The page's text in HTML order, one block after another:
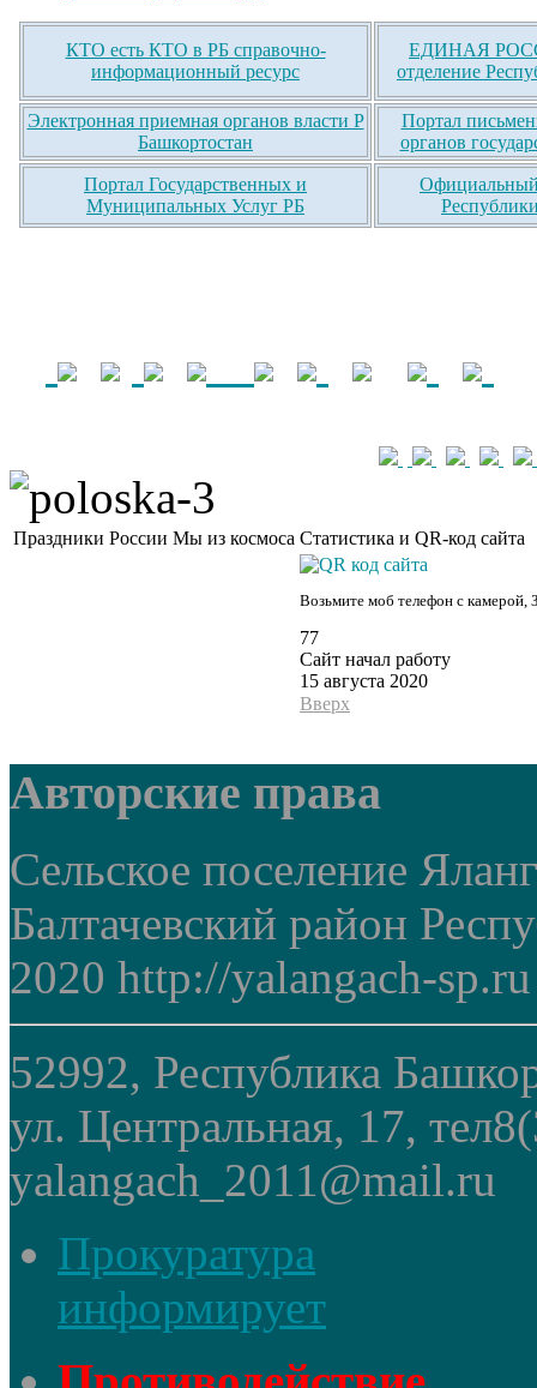
КТО есть КТО в РБ справочно-
информационный ресурс
ЕДИНАЯ
отделение
Электронная приемная органов власти Р
Башкортостан
Портал
органов
Портал Государственных и
Муниципальных Услуг РБ
Официальный
Праздники России Мы из космоса Статистика и QR-код сайта
Возьмите моб телефон с камерой,
77
Сайт начал работу
15 августа 2020
Вверх
Авторские права
Сельское поселение
Балтачевский район
2020 http://yalangach-sp.ru
52992, Республика
ул. Центральная, 17,
yalangach_2011@mail.ru
Прокуратура
информирует